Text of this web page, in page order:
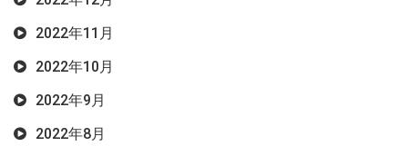
2022年11月
2022年10月
2022年9月
2022年8月